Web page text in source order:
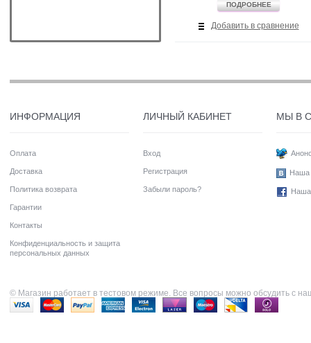
ПОДРОБНЕЕ
Добавить в сравнение
ИНФОРМАЦИЯ
Оплата
Доставка
Политика возврата
Гарантии
Контакты
Конфиденциальность и защита
персональных данных
ЛИЧНЫЙ КАБИНЕТ
Вход
Регистрация
Забыли пароль?
МЫ В
Наша
Наша
© Магазин работает в тестовом режиме. Все вопросы можно обсудить с